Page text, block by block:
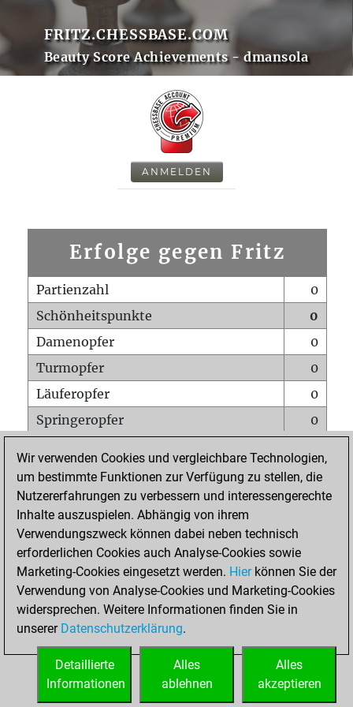
FRITZ.CHESSBASE.COM
Beauty Score Achievements - dmansola
ANMELDEN
Erfolge gegen Fritz
Partienzahl
0
Schönheitspunkte
0
Damenopfer
0
Turmopfer
0
Läuferopfer
0
Springeropfer
0
Matt auf vollem Brett
0
Bauer setzt Matt
0
Erstickte Matts
Unterverwandlungen
Türme auf der siebten
0
STARTSEITE
Wir verwenden Cookies und vergleichbare Technologien,
um bestimmte Funktionen zur Verfügung zu stellen, die
Nutzererfahrungen zu verbessern und interessengerechte
Inhalte auszuspielen. Abhängig von ihrem
Verwendungszweck können dabei neben technisch
erforderlichen Cookies auch Analyse-Cookies sowie
Marketing-Cookies eingesetzt werden. Hierkönnen Sie der
Verwendung von Analyse-Cookies und Marketing-Cookies
widersprechen. Weitere Informationen finden Sie in
unserer Datenschutzerklärung.
Alles
akzeptieren
Alles
ablehnen
Detaillierte
Informationen